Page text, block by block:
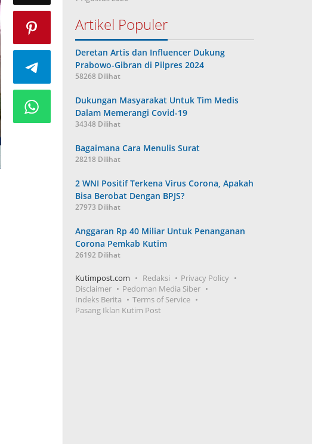
Artikel Populer
Deretan Artis dan Influencer Dukung
Prabowo-Gibran di Pilpres 2024
58268 Dilihat
Dukungan Masyarakat Untuk Tim Medis
Dalam Memerangi Covid-19
34348 Dilihat
Bagaimana Cara Menulis Surat
28218 Dilihat
2 WNI Positif Terkena Virus Corona, Apakah
Bisa Berobat Dengan BPJS?
27973 Dilihat
Anggaran Rp 40 Miliar Untuk Penanganan
Corona Pemkab Kutim
26192 Dilihat
Kutimpost.com Redaksi
Privacy Policy
Disclaimer
Pedoman Media Siber
Indeks Berita
Terms of Service
Pasang Iklan Kutim Post